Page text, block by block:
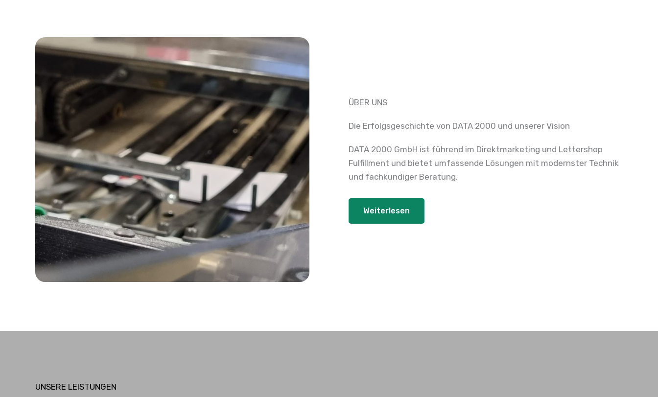
ÜBER UNS
Die Erfolgsgeschichte von DATA 2000 und unserer Vision
DATA 2000 GmbH ist führend im Direktmarketing und Lettershop
Fulfillment und bietet umfassende Lösungen mit modernster Technik
und fachkundiger Beratung.
Weiterlesen
UNSERE LEISTUNGEN